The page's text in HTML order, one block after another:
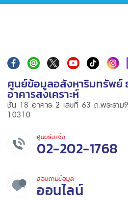
ศูนย์ข้อมูลอสังหาริมทรัพย์
อาคารสงเคราะห์
ชั้น 18 อาคาร 2 เลขที่ 63 ถ.พระราม
10310
ศูนย์รับแจ้ง
02-202-1768
สอบถามข้อมูล
ออนไลน์